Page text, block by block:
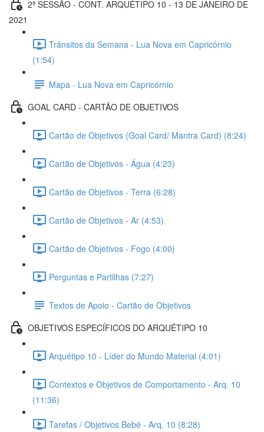
2ª SESSÃO - CONT. ARQUÉTIPO 10 - 13 DE JANEIRO DE
2021
Trânsitos da Semana - Lua Nova em Capricórnio
(1:54)
Mapa - Lua Nova em Capricórnio
GOAL CARD - CARTÃO DE OBJETIVOS
Cartão de Objetivos (Goal Card/ Mantra Card) (8:24)
Cartão de Objetivos - Água (4:23)
Cartão de Objetivos - Terra (6:28)
Cartão de Objetivos - Ar (4:53)
Cartão de Objetivos - Fogo (4:00)
Perguntas e Partilhas (7:27)
Textos de Apoio - Cartão de Objetivos
OBJETIVOS ESPECÍFICOS DO ARQUÉTIPO 10
Arquétipo 10 - Líder do Mundo Material (4:01)
Contextos e Objetivos de Comportamento - Arq. 10
(11:36)
Tarefas / Objetivos Bebé - Arq. 10 (8:28)